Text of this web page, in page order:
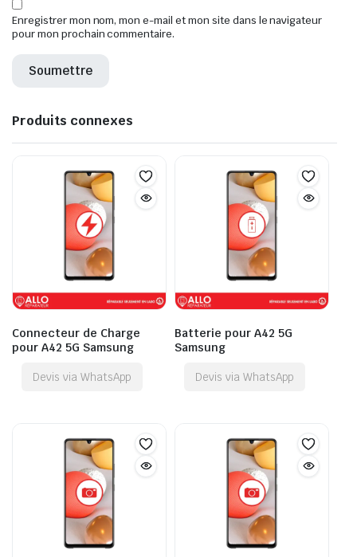
Enregistrer mon nom, mon e-mail et mon site dans le navigateur
pour mon prochain commentaire.
Produits connexes
Connecteur de Charge
pour A42 5G Samsung
Devis via WhatsApp
Batterie pour A42 5G
Samsung
Devis via WhatsApp